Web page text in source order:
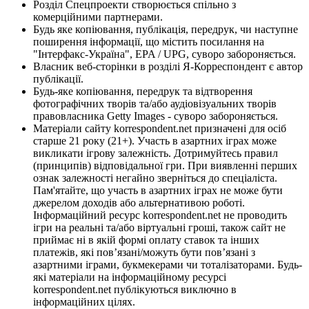
Розділ Спецпроекти створюється спільно з
комерційними партнерами.
Будь яке копіювання, публікація, передрук, чи наступне
поширення інформації, що містить посилання на
"Інтерфакс-Україна", EPA / UPG, суворо забороняється.
Власник веб-сторінки в розділі Я-Корреспондент є автор
публікації.
Будь-яке копіювання, передрук та відтворення
фотографічних творів та/або аудіовізуальних творів
правовласника Getty Images - суворо забороняється.
Матеріали сайту korrespondent.net призначені для осіб
старше 21 року (21+). Участь в азартних іграх може
викликати ігрову залежність. Дотримуйтесь правил
(принципів) відповідальної гри. При виявленні перших
ознак залежності негайно зверніться до спеціаліста.
Пам'ятайте, що участь в азартних іграх не може бути
джерелом доходів або альтернативою роботі.
Інформаційний ресурс korrespondent.net не проводить
ігри на реальні та/або віртуальні гроші, також сайт не
приймає ні в якій формі оплату ставок та інших
платежів, які пов’язані/можуть бути пов’язані з
азартними іграми, букмекерами чи тоталізаторами. Будь-
які матеріали на інформаційному ресурсі
korrespondent.net публікуються виключно в
інформаційних цілях.